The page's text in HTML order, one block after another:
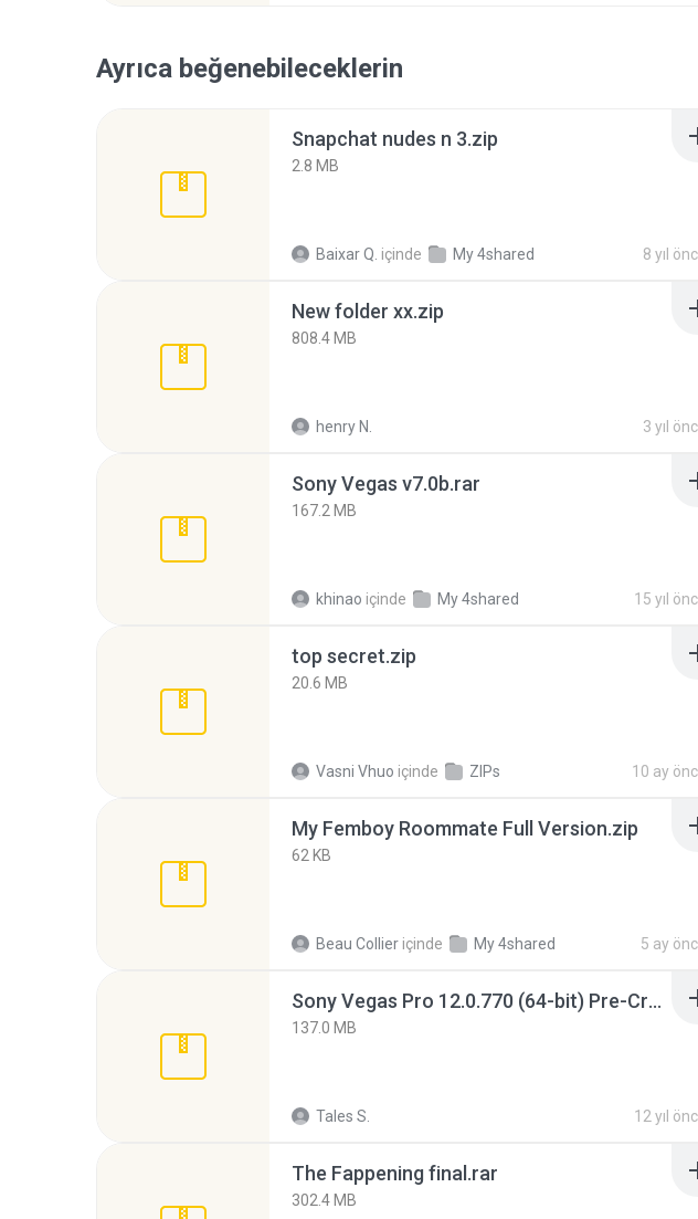
Ayrıca beğenebileceklerin
Snapchat nudes n 3.zip
2.8 MB
Baixar Q. içinde My 4shared 8 yıl
New folder xx.zip
808.4 MB
henry N. 3 yıl
Sony Vegas v7.0b.rar
167.2 MB
khinao içinde My 4shared 15 yıl
top secret.zip
20.6 MB
Vasni Vhuo içinde ZIPs 10 ay
My Femboy Roommate Full Version.zip
62 KB
Beau Collier içinde My 4shared 5 ay
Sony Vegas Pro 12.0.770 (64-bit) Pre-Cracked.zip
137.0 MB
Tales S. 12 yıl
The Fappening final.rar
302.4 MB